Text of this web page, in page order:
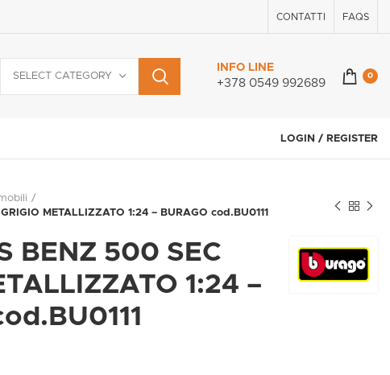
CONTATTI FAQS
SELECT CATEGORY
INFO LINE
+378 0549 992689
0
LOGIN / REGISTER
METALLIZZATO 1:24 – BURAGO cod.BU0111
BENZ 500 SEC
1:24 –